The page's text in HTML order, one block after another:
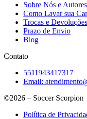
Sobre Nós e Autores
Como Lavar sua
Trocas e Devoluções
Prazo de Envio
Blog
Contato
5511943417317
Email:
©2026 – Soccer Scorpion
Política de